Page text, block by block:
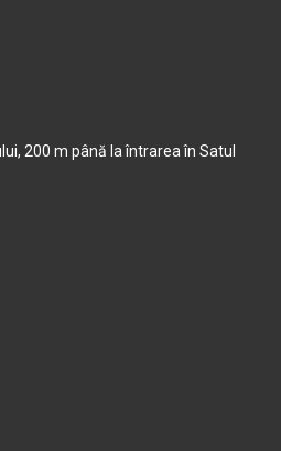
200 m până la întrarea în Satul